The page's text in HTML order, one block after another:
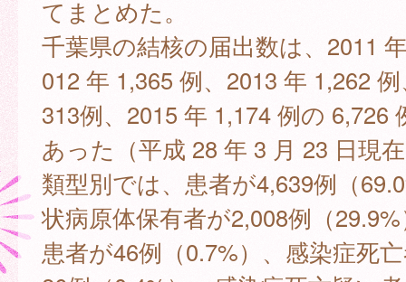
てまとめた。
千葉県の結核の届出数は、2011
012 年 1,365 例、2013 年 1,262
313例、2015 年 1,174 例の 6,726
あった（平成 28 年 3 月 23 日現
類型別では、患者が4,639例（
状病原体保有者が2,008例（
患者が46例（0.7%）、感染症死